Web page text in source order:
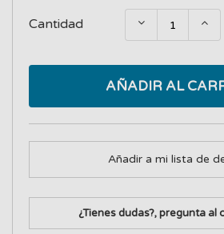
Cantidad
AÑADIR AL
Añadir a mi lista de
¿Tienes dudas?, pregunta al